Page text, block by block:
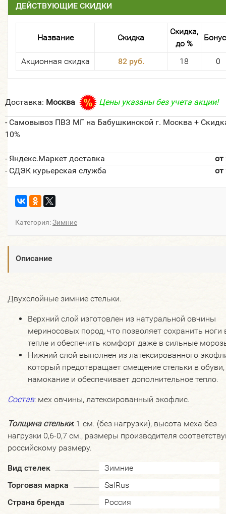
ДЕЙСТВУЮЩИЕ СКИДКИ
Название Скидка
Скидка,
до %
Акционная скидка 82 руб. 18 0
Доставка: Москва Цены указаны без учета акции!
- Самовывоз ПВЗ МГ на Бабушкинской г. Москва +
10%
- Яндекс.Маркет доставка
- СДЭК курьерская служба
Категория:Зимние
Описание
Двухслойные зимние стельки.
Верхний слой изготовлен из натуральной овчины
мериносовых пород, что позволяет сохранить ноги
тепле и обеспечить комфорт даже в сильные
Нижний слой выполнен из латексированного
который предотвращает смещение стельки в обуви,
намокание и обеспечивает дополнительное тепло.
Состав: мех овчины, латексированный экофлис.
Толщина стельки: 1 см. (без нагрузки), высота меха без
нагрузки 0,6-0,7 см., размеры производителя
российскому размеру.
Вид стелек
Зимние
Торговая марка
SalRus
Страна бренда
Россия